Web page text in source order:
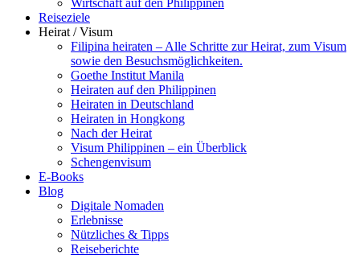
Wirtschaft auf den Philippinen
Reiseziele
Heirat / Visum
Filipina heiraten – Alle Schritte zur Heirat, zum Visum
sowie den Besuchsmöglichkeiten.
Goethe Institut Manila
Heiraten auf den Philippinen
Heiraten in Deutschland
Heiraten in Hongkong
Nach der Heirat
Visum Philippinen – ein Überblick
Schengenvisum
E-Books
Blog
Digitale Nomaden
Erlebnisse
Nützliches & Tipps
Reiseberichte